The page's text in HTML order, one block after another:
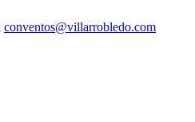
conventos@villarrobledo.com